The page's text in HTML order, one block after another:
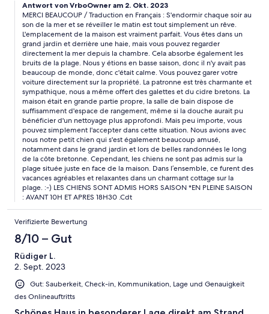
geschenkt. Das Haus war weitgehend sauber, das Bad hat
genügend Stauraum, allerdings hätte die Dusche eine
gründlichere Reinigung vertragen können. Aber was solls - für
diese Lage kann man sich auch damit mal abfinden. Wir hatten
unseren kleinen Hund dabei, die auch sehr viel Spaß besonders
im großen Garten und bei schönen Wanderungen entlang der
bretonischen Küste hatte. Allerdings sind Hunde am Strand
direkt vorm Haus nicht erlaubt. Alles in allem war es ein
herrlicher, entspannter Urlaub in einem hübschen Häuschen am
Strand. :-)
Antwort von VrboOwner am 2. Okt. 2023
MERCI BEAUCOUP / Traduction en Français : S'endormir chaque soir au
son de la mer et se réveiller le matin est tout simplement un rêve.
L'emplacement de la maison est vraiment parfait. Vous êtes dans un
grand jardin et derrière une haie, mais vous pouvez regarder
directement la mer depuis la chambre. Cela absorbe également les
bruits de la plage. Nous y étions en basse saison, donc il n'y avait pas
beaucoup de monde, donc c'était calme. Vous pouvez garer votre
voiture directement sur la propriété. La patronne est très charmante et
sympathique, nous a même offert des galettes et du cidre bretons. La
maison était en grande partie propre, la salle de bain dispose de
suffisamment d'espace de rangement, même si la douche aurait pu
bénéficier d'un nettoyage plus approfondi. Mais peu importe, vous
pouvez simplement l'accepter dans cette situation. Nous avions avec
nous notre petit chien qui s'est également beaucoup amusé,
notamment dans le grand jardin et lors de belles randonnées le long
de la côte bretonne. Cependant, les chiens ne sont pas admis sur la
plage située juste en face de la maison. Dans l’ensemble, ce furent des
vacances agréables et relaxantes dans un charmant cottage sur la
plage. :-) LES CHIENS SONT ADMIS HORS SAISON *EN PLEINE SAISON
: AVANT 10H ET APRES 18H30 .Cdt
Verifizierte Bewertung
8/10 – Gut
Rüdiger L.
2. Sept. 2023
Gut: Sauberkeit, Check-in, Kommunikation, Lage und Genauigkeit
des Onlineauftritts